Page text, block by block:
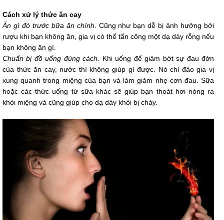
Cách xử lý thức ăn cay
Ăn gì đó trước bữa ăn chính . Cũng như bạn dễ bị ảnh hưởng bởi
rượu khi bạn không ăn, gia vị có thể tấn công một dạ dày rỗng nếu
bạn không ăn gì.
Chuẩn bị đồ uống đúng cách . Khi uống để giảm bớt sự đau đớn
của thức ăn cay, nước thì không giúp gì được. Nó chỉ đảo gia vị
xung quanh trong miệng của bạn và làm giảm nhẹ cơn đau. Sữa
hoặc các thức uống từ sữa khác sẽ giúp bạn thoát hơi nóng ra
khỏi miệng và cũng giúp cho dạ dày khỏi bị cháy.